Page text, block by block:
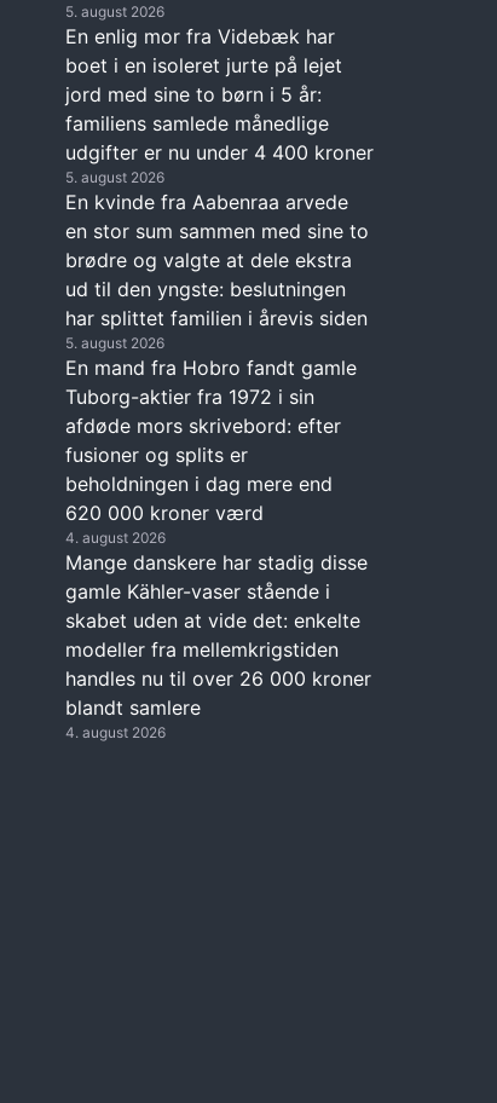
5. august 2026
En enlig mor fra Videbæk har
boet i en isoleret jurte på lejet
jord med sine to børn i 5 år:
familiens samlede månedlige
udgifter er nu under 4 400 kroner
5. august 2026
En kvinde fra Aabenraa arvede
en stor sum sammen med sine to
brødre og valgte at dele ekstra
ud til den yngste: beslutningen
har splittet familien i årevis siden
5. august 2026
En mand fra Hobro fandt gamle
Tuborg-aktier fra 1972 i sin
afdøde mors skrivebord: efter
fusioner og splits er
beholdningen i dag mere end
620 000 kroner værd
4. august 2026
Mange danskere har stadig disse
gamle Kähler-vaser stående i
skabet uden at vide det: enkelte
modeller fra mellemkrigstiden
handles nu til over 26 000 kroner
blandt samlere
4. august 2026